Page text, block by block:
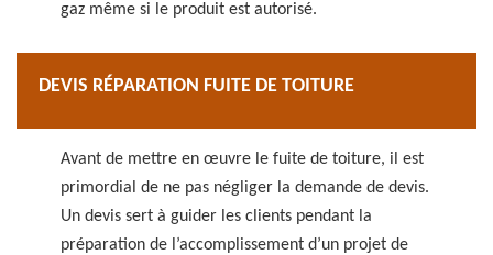
gaz même si le produit est autorisé.
DEVIS RÉPARATION FUITE DE TOITURE
Avant de mettre en œuvre le fuite de toiture, il est
primordial de ne pas négliger la demande de devis.
Un devis sert à guider les clients pendant la
préparation de l’accomplissement d’un projet de